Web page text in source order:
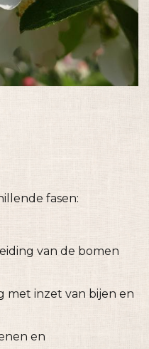
fasen:
van de bomen
met inzet van bijen en
en